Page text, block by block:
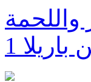
واللحمة
1